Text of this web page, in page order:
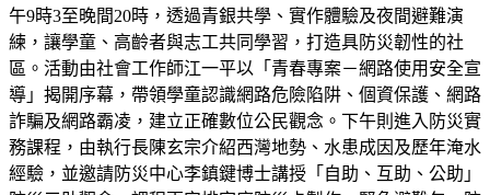
午9時3至晚間20時，透過青銀共學、實作體驗及夜間避難演
練，讓學童、高齡者與志工共同學習，打造具防災韌性的社
區。活動由社會工作師江一平以「青春專案－網路使用安全宣
導」揭開序幕，帶領學童認識網路危險陷阱、個資保護、網路
詐騙及網路霸凌，建立正確數位公民觀念。下午則進入防災實
務課程，由執行長陳玄宗介紹西灣地勢、水患成因及歷年淹水
經驗，並邀請防災中心李鎮鍵博士講授「自助、互助、公助」